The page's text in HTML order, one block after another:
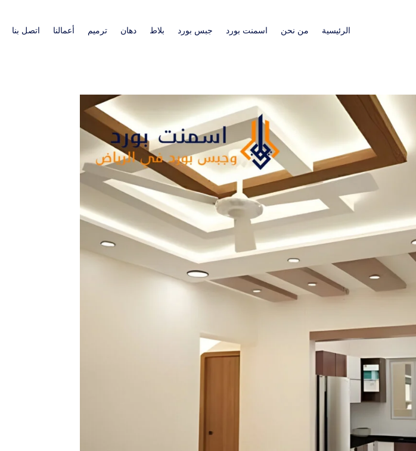
الرئيسية من نحن اسمنت بورد جبس بورد بلاط دهان ترميم أعمالنا اتصل بنا